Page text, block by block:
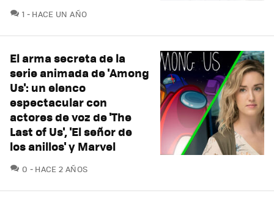
1 COMENTARIOS
HACE UN AÑO
El arma secreta de la
serie animada de 'Among
Us': un elenco
espectacular con
actores de voz de 'The
Last of Us', 'El señor de
los anillos' y Marvel
0 COMENTARIOS
HACE 2 AÑOS